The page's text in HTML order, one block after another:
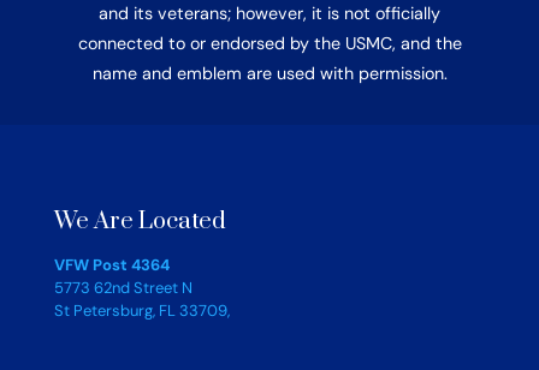
and its veterans; however, it is not officially
connected to or endorsed by the USMC, and the
name and emblem are used with permission.
We Are Located
VFW Post 4364
5773 62nd Street N
St Petersburg, FL 33709,